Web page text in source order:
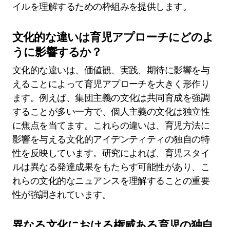
イルを理解するための枠組みを提供します。
文化的な違いは育児アプローチにどのよ
うに影響するか？
文化的な違いは、価値観、実践、期待に影響を与
えることによって育児アプローチを大きく形作り
ます。例えば、集団主義の文化は共同育成を強調
することが多い一方で、個人主義の文化は独立性
に焦点を当てます。これらの違いは、育児方法に
影響を与える文化的アイデンティティの独自の特
性を反映しています。研究によれば、育児スタイ
ルは異なる発達成果をもたらす可能性があり、こ
れらの文化的なニュアンスを理解することの重要
性が強調されています。